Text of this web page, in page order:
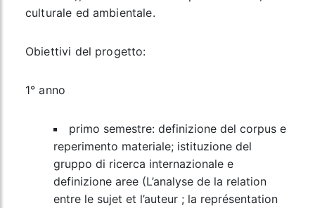
culturale ed ambientale.
Obiettivi del progetto:
1° anno
primo semestre: definizione del corpus e
reperimento materiale; istituzione del
gruppo di ricerca internazionale e
definizione aree (L’analyse de la relation
entre le sujet et l’auteur ; la représentation